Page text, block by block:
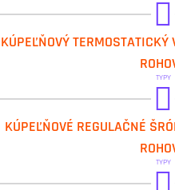
IVAR.KIT
IVAR.DV
KÚPEĽŇOVÝ
TYPY
IVAR.DV
KÚPEĽŇOVÉ REGULAČNÉ
TYPY